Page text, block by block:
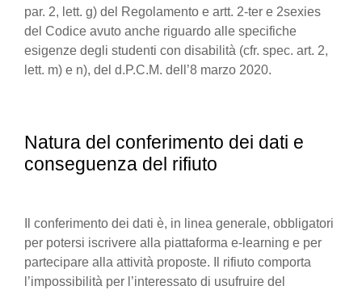
par. 2, lett. g) del Regolamento e artt. 2-ter e 2sexies
del Codice avuto anche riguardo alle specifiche
esigenze degli studenti con disabilità (cfr. spec. art. 2,
lett. m) e n), del d.P.C.M. dell’8 marzo 2020.
Natura del conferimento dei dati e
conseguenza del rifiuto
Il conferimento dei dati è, in linea generale, obbligatori
per potersi iscrivere alla piattaforma e-learning e per
partecipare alla attività proposte. Il rifiuto comporta
l’impossibilità per l’interessato di usufruire del